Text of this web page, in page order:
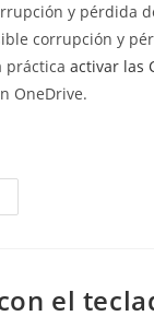
y pérdida
corrupción y
prácticaactivar las
OneDrive.
el